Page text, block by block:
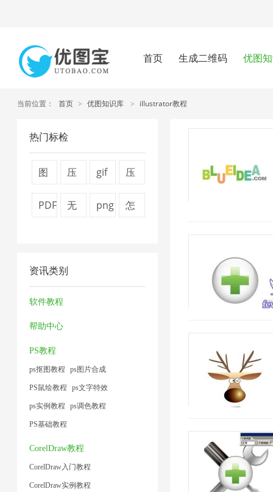
首页 生成二维码 优图
当前位置： 首页 > 优图知识库 > illustrator教程
热门标检
图
7
压
4
gif
压
小
PDF
器
1
无
缩
png
怎
资讯类别
软件教程
帮助中心
PS教程
ps抠图教程 ps图片合成
PS鼠绘教程 ps文字特效
ps实例教程 ps调色教程
PS基础教程
CorelDraw教程
CorelDraw入门教程
CorelDraw实例教程